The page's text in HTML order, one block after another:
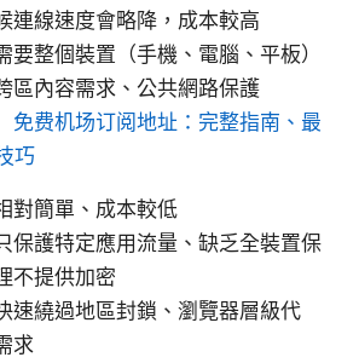
連線速度會略降，成本較高
要整個裝置（手機、電腦、平板）
區內容需求、公共網路保護
免费机场订阅地址：完整指南、最
巧
對簡單、成本較低
保護特定應用流量、缺乏全裝置保
不提供加密
速繞過地區封鎖、瀏覽器層級代
求